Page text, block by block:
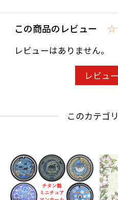
この商品のレビュー
レビューはありません。
レビュ
このカテゴ